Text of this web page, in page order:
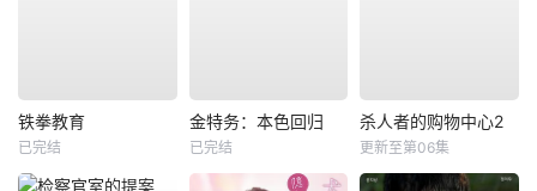
铁拳教育
已完结
金特务：本色回归
已完结
杀人者的购物中心2
更新至第06集